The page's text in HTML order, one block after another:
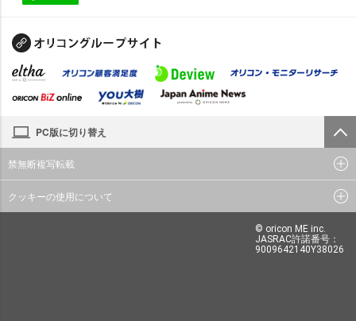
PC版に切り替え
禁無断複写転載
クッキーの使用について
© oricon ME inc.
JASRAC許諾番号：
9009642140Y38026